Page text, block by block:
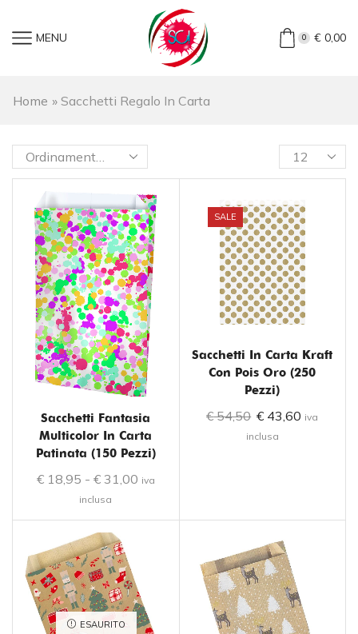
MENU 0 €0,00
Home » Sacchetti Regalo In Carta
Sacchetti Fantasia
Multicolor In Carta
Patinata (150 Pezzi)
€18,95 - €31,00 iva
inclusa
SALE
Sacchetti In Carta Kraft
Con Pois Oro (250
Pezzi)
€54,50 € 43,60 iva
inclusa
ESAURITO